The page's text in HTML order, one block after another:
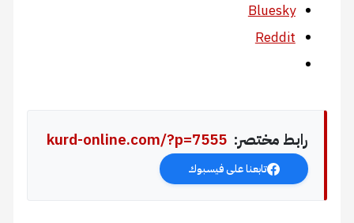
Bluesky
Reddit
رابط مختصر: kurd-online.com/?p=7555
تابعنا على فيسبوك